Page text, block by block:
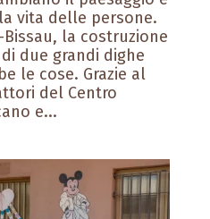
vita delle persone.
Bissau, la costruzione
due grandi dighe
le cose. Grazie al
del Centro
e...